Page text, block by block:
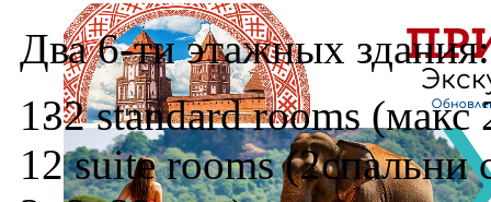
Два 6-ти этажных здания:
132 standard rooms
12 suite rooms